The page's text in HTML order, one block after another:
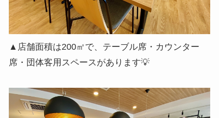
▲店舗面積は200㎡で、テーブル席・カウンター
席・団体客用スペースがあります💡